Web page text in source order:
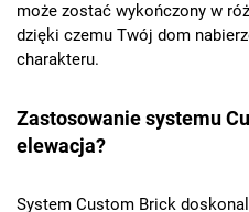
może zostać wykończony w
dzięki czemu Twój dom
charakteru.
Zastosowanie systemu
elewacja?
System Custom Brick